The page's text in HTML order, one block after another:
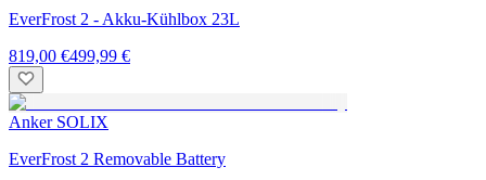
EverFrost 2 - Akku-Kühlbox 23L
819,00 €499,99 €
Anker SOLIX
EverFrost 2 Removable Battery